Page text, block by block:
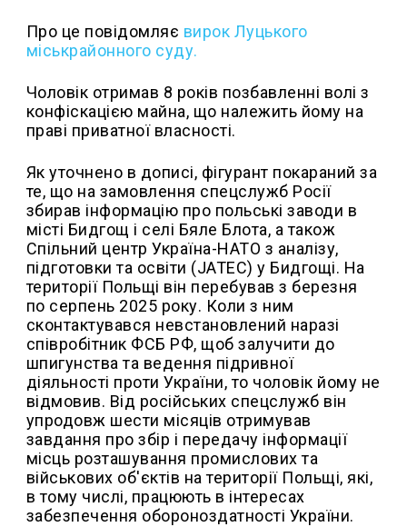
Про це повідомляє вирок Луцького
міськрайонного суду.
Чоловік отримав 8 років позбавленні волі з
конфіскацією майна, що належить йому на
праві приватної власності.
Як уточнено в дописі, фігурант покараний за
те, що на замовлення спецслужб Росії
збирав інформацію про польські заводи в
місті Бидгощ і селі Бяле Блота, а також
Спільний центр Україна-НАТО з аналізу,
підготовки та освіти (JATEC) у Бидгощі. На
території Польщі він перебував з березня
по серпень 2025 року. Коли з ним
сконтактувався невстановлений наразі
співробітник ФСБ РФ, щоб залучити до
шпигунства та ведення підривної
діяльності проти України, то чоловік йому не
відмовив. Від російських спецслужб він
упродовж шести місяців отримував
завдання про збір і передачу інформації
місць розташування промислових та
військових об'єктів на території Польщі, які,
в тому числі, працюють в інтересах
забезпечення обороноздатності України.